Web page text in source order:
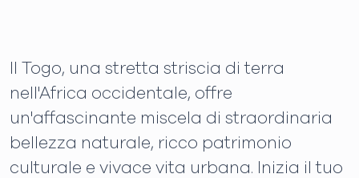
Il Togo, una stretta striscia di terra
nell'Africa occidentale, offre
un'affascinante miscela di straordinaria
bellezza naturale, ricco patrimonio
culturale e vivace vita urbana. Inizia il tuo